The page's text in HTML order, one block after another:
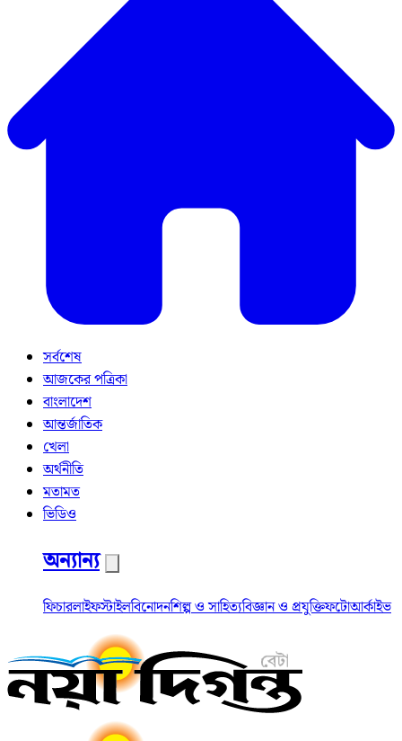
সর্বশেষ
আজকের পত্রিকা
বাংলাদেশ
আন্তর্জাতিক
খেলা
অর্থনীতি
মতামত
ভিডিও
অন্যান্য
ফিচারলাইফস্টাইলবিনোদনশিল্প ও সাহিত্যবিজ্ঞান ও প্রযুক্তিফটোআর্কাইভ